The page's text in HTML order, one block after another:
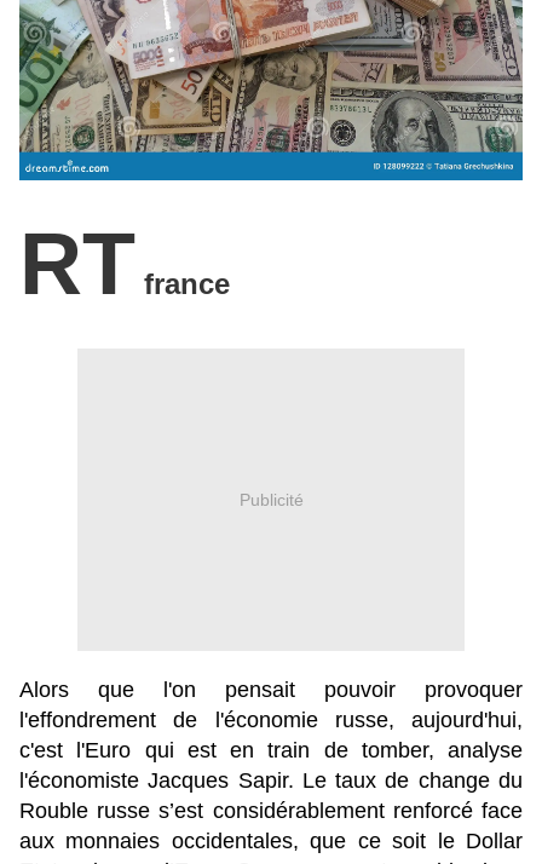
RT france
Publicité
Alors que l'on pensait pouvoir provoquer
l'effondrement de l'économie russe, aujourd'hui,
c'est l'Euro qui est en train de tomber, analyse
l'économiste Jacques Sapir. Le taux de change du
Rouble russe s’est considérablement renforcé face
aux monnaies occidentales, que ce soit le Dollar